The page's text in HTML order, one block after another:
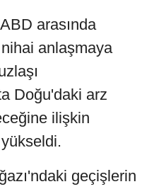
arasında
anlaşmaya
Doğu'daki arz
ilişkin
geçişlerin